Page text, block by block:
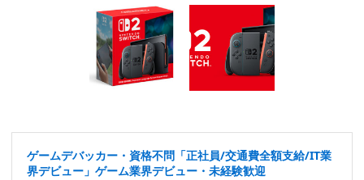
ゲームデバッカー・資格不問「正社員/交通費全額支給/IT業
界デビュー」ゲーム業界デビュー・未経験歓迎